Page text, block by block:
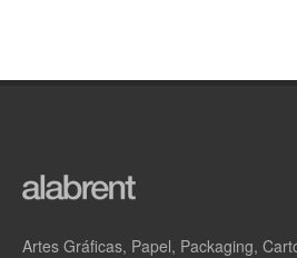
Artes Gráficas, Papel, Packaging,